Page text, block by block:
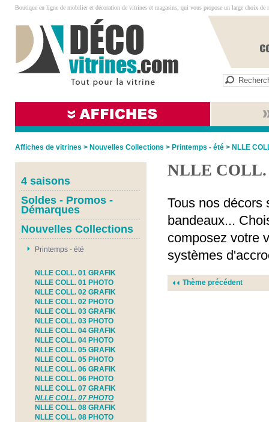
Boutique en ligne de mobilier et décoration de vitrines et magasins, qui vous propose un large choix de
Affiches de vitrines > Nouvelles Collections > Printemps - été > NLLE
4 saisons
Soldes - Promos -
Démarques
Nouvelles Collections
Printemps - été
NLLE COLL. 01 GRAFIK
NLLE COLL. 01 PHOTO
NLLE COLL. 02 GRAFIK
NLLE COLL. 02 PHOTO
NLLE COLL. 03 GRAFIK
NLLE COLL. 03 PHOTO
NLLE COLL. 04 GRAFIK
NLLE COLL. 04 PHOTO
NLLE COLL. 05 GRAFIK
NLLE COLL. 05 PHOTO
NLLE COLL. 06 GRAFIK
NLLE COLL. 06 PHOTO
NLLE COLL. 07 GRAFIK
NLLE COLL. 07 PHOTO
NLLE COLL. 08 GRAFIK
NLLE COLL. 08 PHOTO
NLLE COLL.
Tous nos décors
bandeaux...
composez votre
systèmes
Thème précédent